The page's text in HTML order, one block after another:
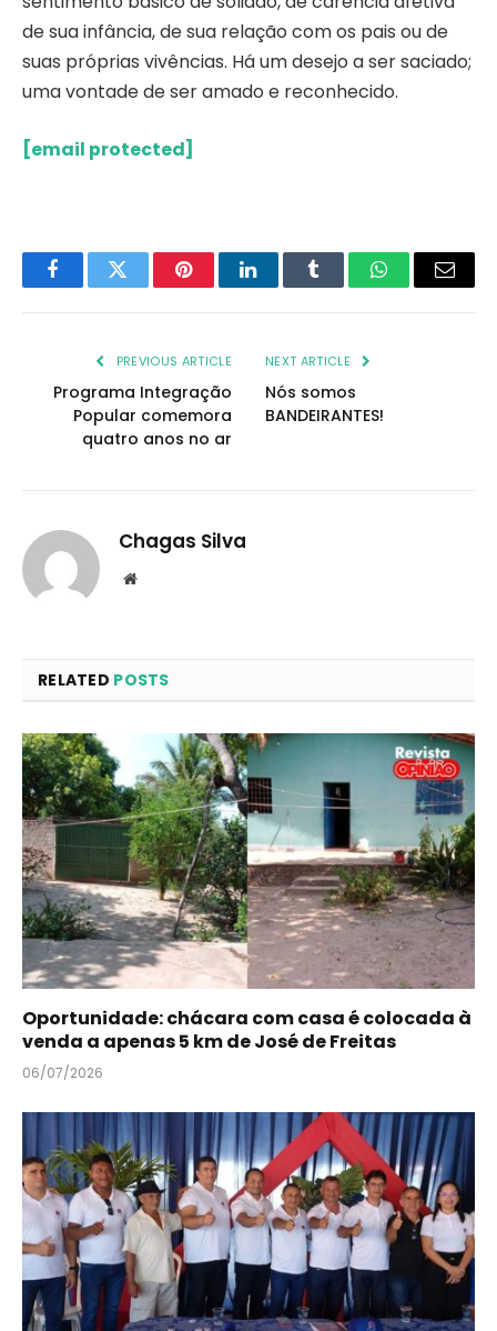
de sua infância, de sua relação com os pais ou de
suas próprias vivências. Há um desejo a ser saciado;
uma vontade de ser amado e reconhecido.
[email protected]
FacebookTwitter PinterestLinkedInTumblr WhatsAppEmail
PREVIOUS ARTICLE
Programa Integração
Popular comemora
quatro anos no ar
NEXT ARTICLE
Nós somos
BANDEIRANTES!
Chagas Silva
Website
RELATED POSTS
Oportunidade: chácara com casa é colocada à
venda a apenas 5 km de José de Freitas
06/07/2026